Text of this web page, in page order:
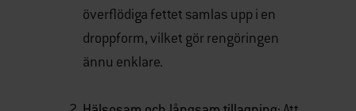
överflödiga fettet samlas upp i en
droppform, vilket gör rengöringen
ännu enklare.